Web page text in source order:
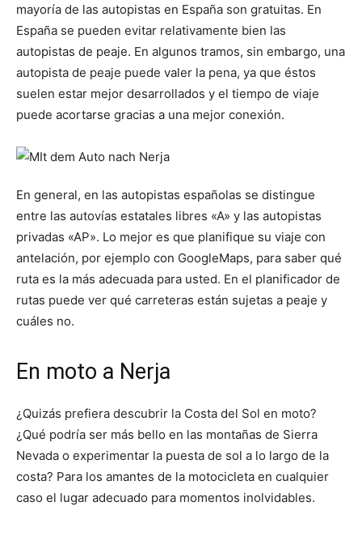
mayoría de las autopistas en España son gratuitas. En
España se pueden evitar relativamente bien las
autopistas de peaje. En algunos tramos, sin embargo, una
autopista de peaje puede valer la pena, ya que éstos
suelen estar mejor desarrollados y el tiempo de viaje
puede acortarse gracias a una mejor conexión.
En general, en las autopistas españolas se distingue
entre las autovías estatales libres «A» y las autopistas
privadas «AP». Lo mejor es que planifique su viaje con
antelación, por ejemplo con GoogleMaps, para saber qué
ruta es la más adecuada para usted. En el planificador de
rutas puede ver qué carreteras están sujetas a peaje y
cuáles no.
En moto a Nerja
¿Quizás prefiera descubrir la Costa del Sol en moto?
¿Qué podría ser más bello en las montañas de Sierra
Nevada o experimentar la puesta de sol a lo largo de la
costa? Para los amantes de la motocicleta en cualquier
caso el lugar adecuado para momentos inolvidables.